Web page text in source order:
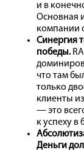
и в
Основная
компании
Синергия
победы.
что там
только
клиенты
— это
к успеху в
Деньги